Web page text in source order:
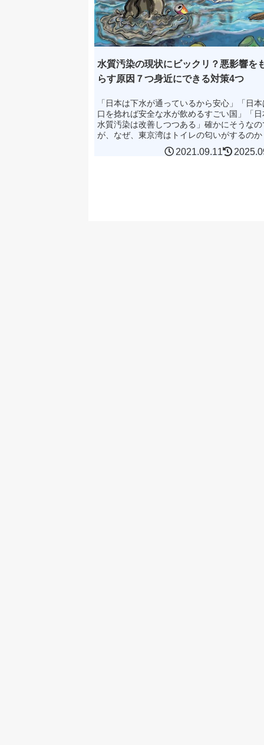
水質汚染の現状にビックリ？悪影響を
らす原因７つ身近にできる対策4つ
「日本は下水が通っているから安心」「日
口を捻れば安全な水が飲めるすごい国」「日
水質汚染は改善しつつある」確かにそうなの
が、なぜ、東京湾はトイレの匂いがするのか
ぜ、世界中で水質汚染が進むのか、その根
原因を知ってください...2021.09.11